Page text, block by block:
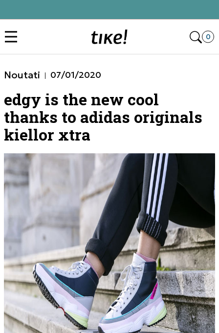
0
Noutati 07/01/2020
edgy is the new cool
thanks to adidas originals
kiellor xtra